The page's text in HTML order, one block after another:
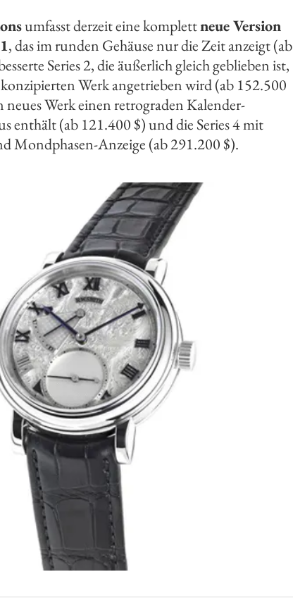
umfasst derzeit eine komplettneue Version
, das im runden Gehäuse nur die Zeit anzeigt (ab
Series 2, die äußerlich gleich geblieben ist,
Werk angetrieben wird (ab 152.500
neues Werk einen retrograden Kalender-
enthält (ab 121.400 $) und die Series 4 mit
Mondphasen-Anzeige (ab 291.200 $).